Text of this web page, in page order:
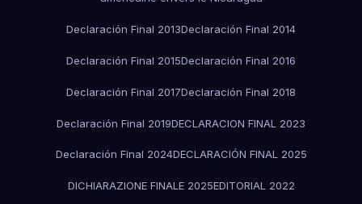
Declaración Final 2013Declaración Final 2014
Declaración Final 2015Declaración Final 2016
Declaración Final 2017Declaración Final 2018
Declaración Final 2019DECLARACION FINAL 2023
Declaración Final 2024DECLARACIÓN FINAL 2025
DICHIARAZIONE FINALE 2025EDITORIAL 2022